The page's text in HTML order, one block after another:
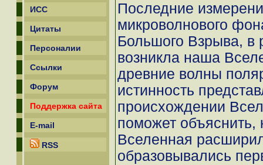
ИСС
Цитаты
Персоналии
Ссылки
Форум
Поддержка сайта
E-mail
RSS
Последние
микроволнового
Большого Взрыва, в
возникла наша
древние волны
истинность
происхождении
поможет
Вселенная
образовывались